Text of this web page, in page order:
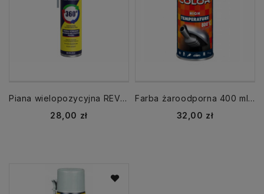
Piana wielopozycyjna REVO 360° 780 ml TYTAN PROFESSIONAL
Cena
28,00 zł
Farba żaroodporna 400 ml czarna wysokotemperaturowa
Cena
32,00 zł